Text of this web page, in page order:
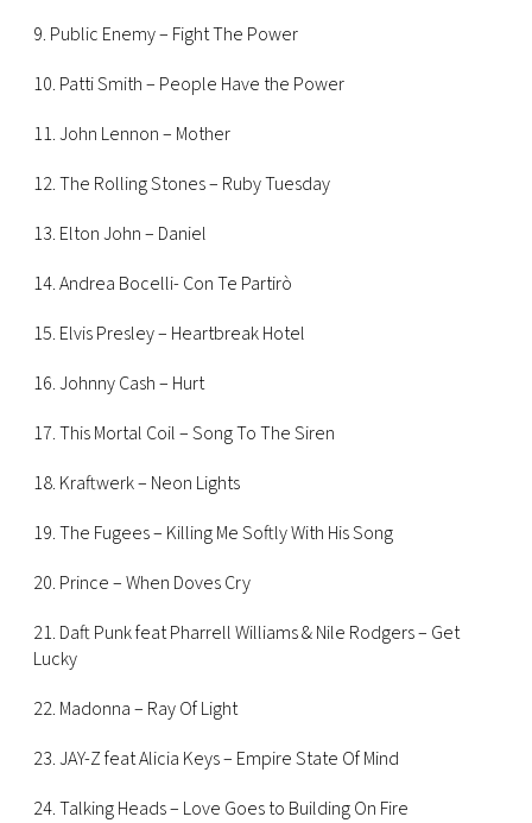
9. Public Enemy – Fight The Power
10. Patti Smith – People Have the Power
11. John Lennon – Mother
12. The Rolling Stones – Ruby Tuesday
13. Elton John – Daniel
14. Andrea Bocelli- Con Te Partirò
15. Elvis Presley – Heartbreak Hotel
16. Johnny Cash – Hurt
17. This Mortal Coil – Song To The Siren
18. Kraftwerk – Neon Lights
19. The Fugees – Killing Me Softly With His Song
20. Prince – When Doves Cry
21. Daft Punk feat Pharrell Williams & Nile Rodgers – Get
Lucky
22. Madonna – Ray Of Light
23. JAY-Z feat Alicia Keys – Empire State Of Mind
24. Talking Heads – Love Goes to Building On Fire